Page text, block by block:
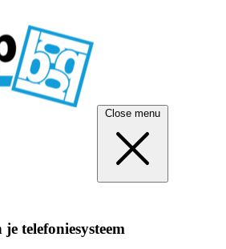
Close menu
telefoniesysteem